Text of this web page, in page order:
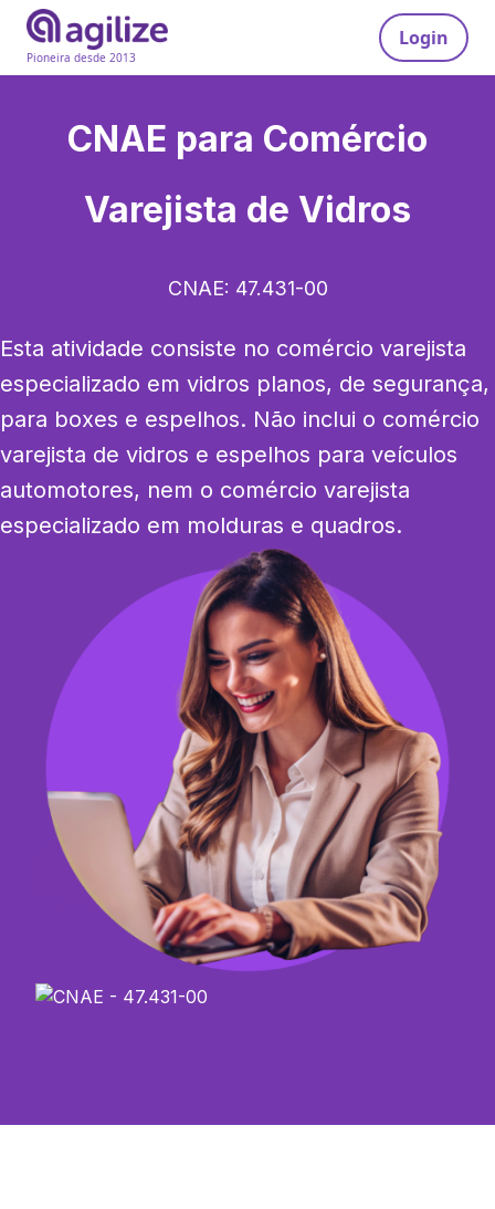
Pioneira desde 2013
Login
CNAE para Comércio
Varejista de Vidros
CNAE: 47.431-00
Esta atividade consiste no comércio varejista
especializado em vidros planos, de segurança,
para boxes e espelhos. Não inclui o comércio
varejista de vidros e espelhos para veículos
automotores, nem o comércio varejista
especializado em molduras e quadros.